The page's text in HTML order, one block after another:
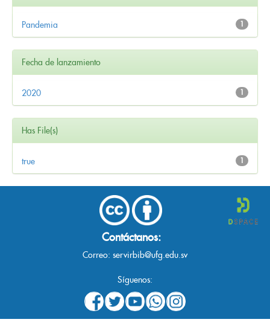
1
Pandemia
Fecha de lanzamiento
1
2020
Has File(s)
1
true
Contáctanos:
Correo: servirbib@ufg.edu.sv
Síguenos: